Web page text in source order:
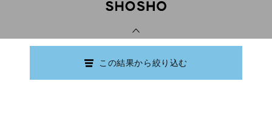
この結果から絞り込む
Copyright © Ishikawa Prefectural Library.